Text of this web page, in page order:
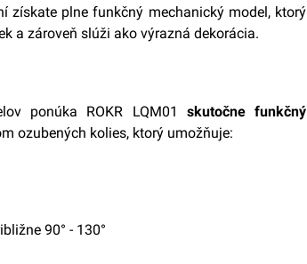
získate plne funkčný mechanický model, ktorý
a zároveň slúži ako výrazná dekorácia.
ponúka ROKR LQM01 skutočne funkčný
ozubených kolies, ktorý umožňuje:
90° - 130°